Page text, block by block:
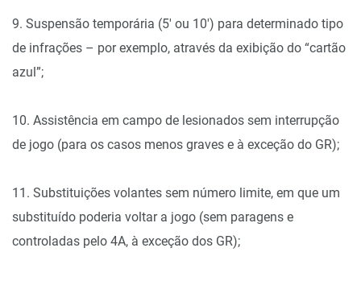
9. Suspensão temporária (5′ ou 10′) para determinado tipo
de infrações – por exemplo, através da exibição do “cartão
azul”;
10. Assistência em campo de lesionados sem interrupção
de jogo (para os casos menos graves e à exceção do GR);
11. Substituições volantes sem número limite, em que um
substituído poderia voltar a jogo (sem paragens e
controladas pelo 4A, à exceção dos GR);